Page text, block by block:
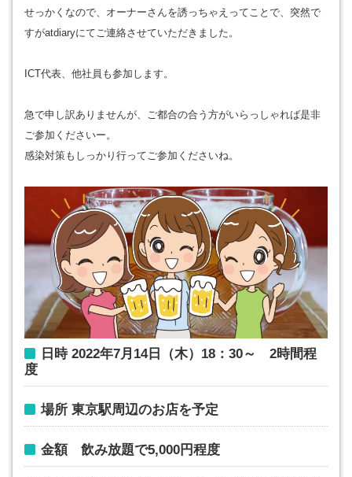
せっかくなので、オーナーさんを誘っちゃえってことで、突然で
すがatdiaryにてご連絡させていただきました。
ICT代表、他社員も参加します。
急で申し訳ありませんが、ご都合の合う方がいらっしゃれば是非
ご参加くださいー。
感染対策もしっかり行ってご参加くださいね。
日時 2022年7月14日（木）18：30～ 2時間程
度
場所 東京駅周辺のお店を予定
金額 飲み放題で5,000円程度